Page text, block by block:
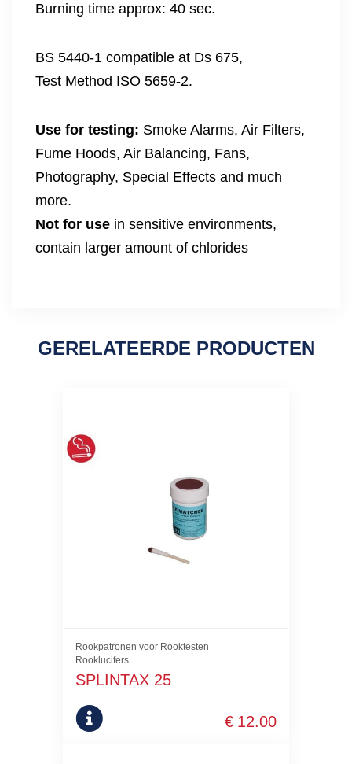
Burning time approx: 40 sec.
BS 5440-1 compatible at Ds 675,
Test Method ISO 5659-2.
Use for testing: Smoke Alarms, Air Filters,
Fume Hoods, Air Balancing, Fans,
Photography, Special Effects and much
more.
Not for use in sensitive environments,
contain larger amount of chlorides
GERELATEERDE PRODUCTEN
Rookpatronen voor Rooktesten
Rooklucifers
SPLINTAX 25
€ 12.00